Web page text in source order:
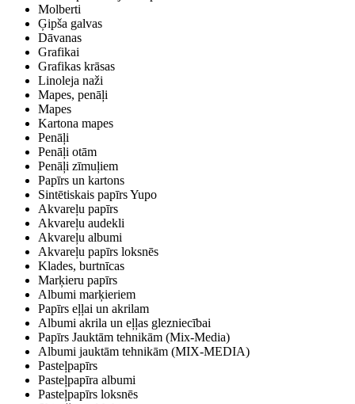
Molberti
Ģipša galvas
Dāvanas
Grafikai
Grafikas krāsas
Linoleja naži
Mapes, penāļi
Mapes
Kartona mapes
Penāļi
Penāļi otām
Penāļi zīmuļiem
Papīrs un kartons
Sintētiskais papīrs Yupo
Akvareļu papīrs
Akvareļu audekli
Akvareļu albumi
Akvareļu papīrs loksnēs
Klades, burtnīcas
Marķieru papīrs
Albumi marķieriem
Papīrs eļļai un akrilam
Albumi akrila un eļļas glezniecībai
Papīrs Jauktām tehnikām (Mix-Media)
Albumi jauktām tehnikām (MIX-MEDIA)
Pasteļpapīrs
Pasteļpapīra albumi
Pasteļpapīrs loksnēs